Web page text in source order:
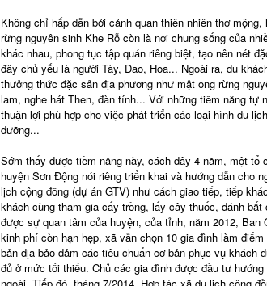
Không chỉ hấp dẫn bởi cảnh quan thiên nhiên thơ
rừng nguyên sinh Khe Rỗ còn là nơi chung sống của
khác nhau, phong tục tập quán riêng biệt, tạo nên nét
đây chủ yếu là người Tày, Dao, Hoa... Ngoài ra, du
thưởng thức đặc sản địa phương như mật ong rừng
lam, nghe hát Then, đàn tính... Với những tiềm năng
thuận lợi phù hợp cho việc phát triển các loại hình du
dưỡng...
Sớm thấy được tiềm năng này, cách đây 4 năm, một
huyện Sơn Động nói riêng triển khai và hướng dẫn cho
lịch cộng đồng (dự án GTV) như cách giao tiếp, tiếp
khách cùng tham gia cấy trồng, lấy cây thuốc, đánh
được sự quan tâm của huyện, của tỉnh, năm 2012,
kinh phí còn hạn hẹp, xã vẫn chọn 10 gia đình làm
bản địa bảo đảm các tiêu chuẩn cơ bản phục vụ
đủ ở mức tối thiểu. Chủ các gia đình được đầu tư